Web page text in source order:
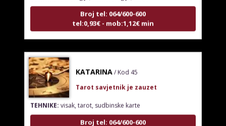
Broj tel: 064/600-600
tel:0,93€ - mob:1,12€ min
TEHNIKE:visak, tarot, sudbinske karte
Broj tel: 064/600-600
tel:0,93€ - mob:1,12€ min